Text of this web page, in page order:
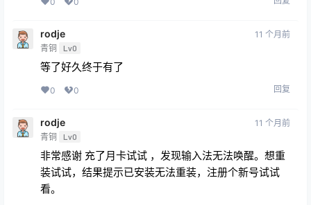
rodje
青铜 Lv0
11 个月前
等了好久终于有了
0 0 回复
rodje
青铜 Lv0
11 个月前
非常感谢 充了月卡试试 ，发现输入法无法唤醒。想重
装试试，结果提示已安装无法重装，注册个新号试试
看。